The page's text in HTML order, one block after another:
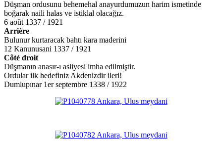
Düşman ordusunu behemehal anayurdumuzun harim ismetinde
boğarak naili halas ve istiklal olacağız.
6 août 1337 / 1921
Arrière
Bulunur kurtaracak bahtı kara maderini
12 Kanunusani 1337 / 1921
Côté droit
Düşmanın anasır-ı asliyesi imha edilmiştir.
Ordular ilk hedefiniz Akdenizdir ileri!
Dumlupınar 1er septembre 1338 / 1922